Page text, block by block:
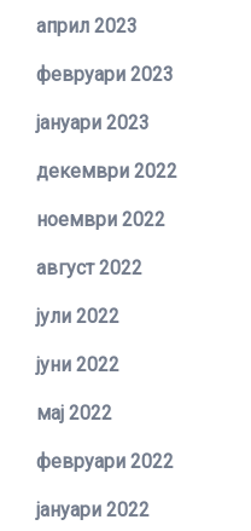
април 2023
февруари 2023
јануари 2023
декември 2022
ноември 2022
август 2022
јули 2022
јуни 2022
мај 2022
февруари 2022
јануари 2022